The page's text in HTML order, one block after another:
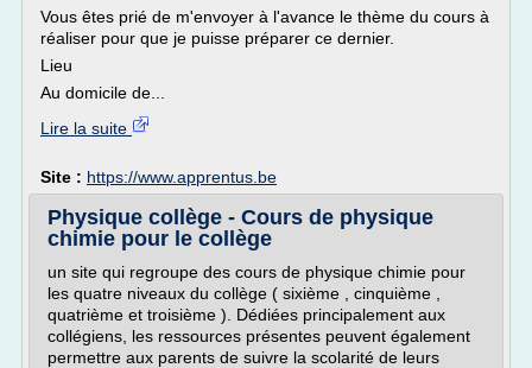
Vous êtes prié de m'envoyer à l'avance le thème du cours à
réaliser pour que je puisse préparer ce dernier.
Lieu
Au domicile de...
Lire la suite
Site : https://www.apprentus.be
Physique collège - Cours de physique
chimie pour le collège
un site qui regroupe des cours de physique chimie pour
les quatre niveaux du collège ( sixième , cinquième ,
quatrième et troisième ). Dédiées principalement aux
collégiens, les ressources présentes peuvent également
permettre aux parents de suivre la scolarité de leurs